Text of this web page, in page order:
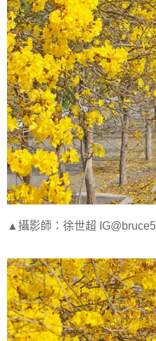
▲攝影師：徐世超